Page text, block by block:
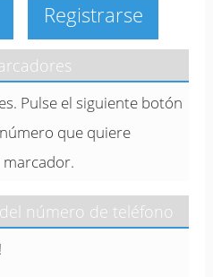
Registrarse
Pulse el siguiente botón
que quiere
número de teléfono